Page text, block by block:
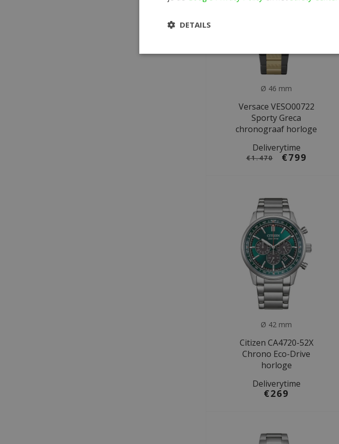
Ø 46 mm
Versace VESO00722
Sporty Greca
chronograaf horloge
Deliverytime
€1.470 €799
Ø 42 mm
Citizen CA4720-52X
Chrono Eco-Drive
horloge
Deliverytime
€269
DETAILS